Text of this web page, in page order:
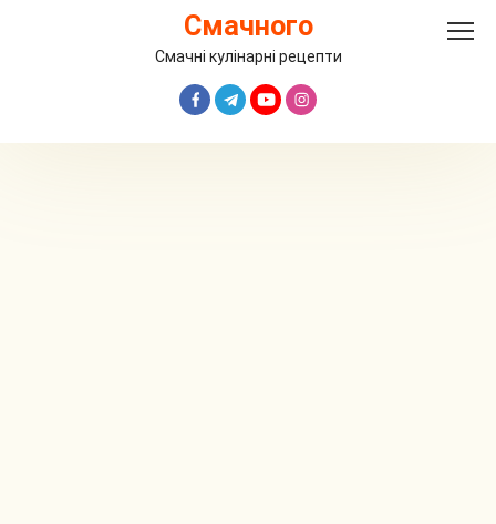
Смачного
Смачні кулінарні рецепти